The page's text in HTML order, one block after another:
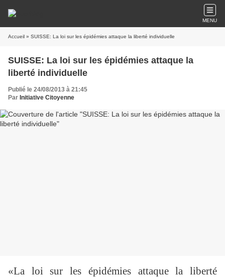
MENU
Accueil » SUISSE: La loi sur les épidémies attaque la liberté individuelle
SUISSE: La loi sur les épidémies attaque la
liberté individuelle
Publié le 24/08/2013 à 21:45
Par Initiative Citoyenne
«La loi sur les épidémies attaque la liberté